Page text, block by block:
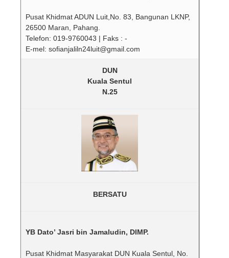
Pusat Khidmat ADUN Luit,No. 83, Bangunan LKNP,
26500 Maran, Pahang.
Telefon: 019-9760043 | Faks : -
E-mel: sofianjaliln24luit@gmail.com
DUN
Kuala Sentul
N.25
BERSATU
YB Dato’ Jasri bin Jamaludin, DIMP.
Pusat Khidmat Masyarakat DUN Kuala Sentul, No.